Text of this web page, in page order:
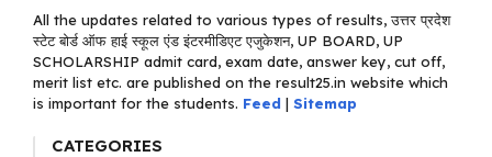
All the updates related to various types of results, उत्तर प्रदेश
स्टेट बोर्ड ऑफ हाई स्कूल एंड इंटरमीडिएट एजुकेशन, UP BOARD, UP
SCHOLARSHIP admit card, exam date, answer key, cut off,
merit list etc. are published on the result25.in website which
is important for the students. Feed | Sitemap
CATEGORIES